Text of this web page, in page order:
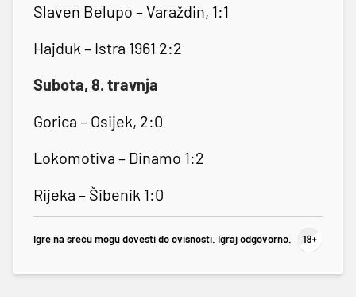
Slaven Belupo – Varaždin, 1:1
Hajduk – Istra 1961 2:2
Subota, 8. travnja
Gorica – Osijek, 2:0
Lokomotiva – Dinamo 1:2
Rijeka – Šibenik 1:0
Igre na sreću mogu dovesti do ovisnosti. Igraj odgovorno.